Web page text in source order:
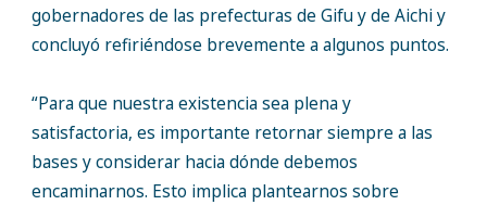
gobernadores de las prefecturas de Gifu y de Aichi y
concluyó refiriéndose brevemente a algunos puntos.
“Para que nuestra existencia sea plena y
satisfactoria, es importante retornar siempre a las
bases y considerar hacia dónde debemos
encaminarnos. Esto implica plantearnos sobre